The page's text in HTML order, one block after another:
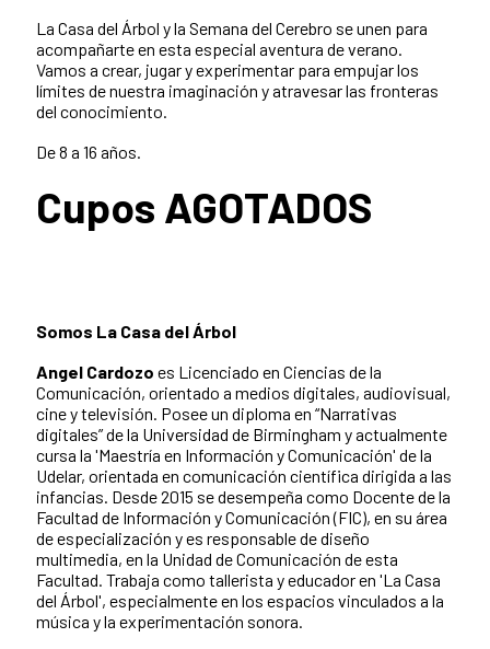
La Casa del Árbol y la Semana del Cerebro se unen para
acompañarte en esta especial aventura de verano.
Vamos a crear, jugar y experimentar para empujar los
límites de nuestra imaginación y atravesar las fronteras
del conocimiento.
De 8 a 16 años.
Cupos AGOTADOS
Somos La Casa del Árbol
Angel Cardozo es Licenciado en Ciencias de la
Comunicación, orientado a medios digitales, audiovisual,
cine y televisión. Posee un diploma en “Narrativas
digitales” de la Universidad de Birmingham y actualmente
cursa la 'Maestría en Información y Comunicación' de la
Udelar, orientada en comunicación científica dirigida a las
infancias. Desde 2015 se desempeña como Docente de la
Facultad de Información y Comunicación (FIC), en su área
de especialización y es responsable de diseño
multimedia, en la Unidad de Comunicación de esta
Facultad. Trabaja como tallerista y educador en 'La Casa
del Árbol', especialmente en los espacios vinculados a la
música y la experimentación sonora.